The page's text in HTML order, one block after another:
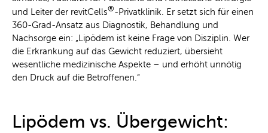
und Leiter der revitCells®-Privatklinik. Er setzt sich für einen
360-Grad-Ansatz aus Diagnostik, Behandlung und
Nachsorge ein: „Lipödem ist keine Frage von Disziplin. Wer
die Erkrankung auf das Gewicht reduziert, übersieht
wesentliche medizinische Aspekte – und erhöht unnötig
den Druck auf die Betroffenen.“
Lipödem vs. Übergewicht: